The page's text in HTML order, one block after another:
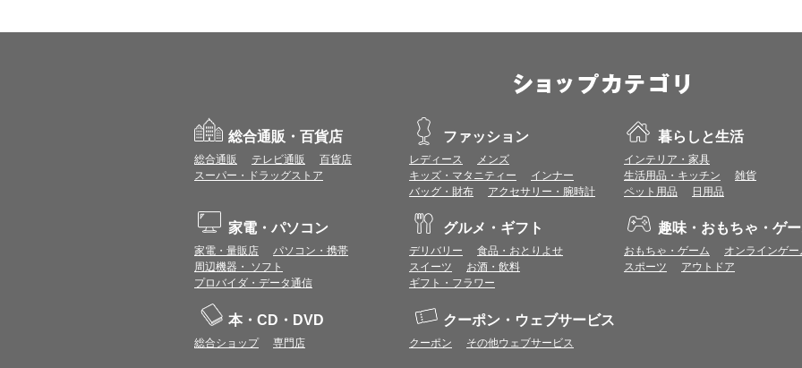
＜CookieやJavaScriptについて＞
ポイント付与につきまして
ントとして付与いたします。
プレミアムポイント付与の対象は、商品代金のみ（税・送料等を除く）となりま
とに異なりますので、各ショップのショップ詳細ページにてご確認ください。
200円のご利用につき1ポイントとして計算されるため、一部の法人カード等に
が異なる場合があります。
対象サイトにアクセス後、カード決済前に別サイトにアクセスした場合は、ポ
商品購入後、購入内容等に変更があった場合は、プレミアムポイント付与の対
商品をキャンセル・返品した場合は、プレミアムポイント付与の対象となりませ
同一ショップで複数回ご利用される場合は、1回のご利用ごとにポイントUPモ
プレミアムポイントはワールドプレゼントのポイントとして景品等に交換できま
ワールドプレゼントのお問合せの際は各ショップが発行する注文番号等が必要
に届く注文番号等の記載のあるメールを必ず保管してください。
各ショップのアプリ上で購入した場合はポイントUPの対象外となります。
総合通販・百貨店
総合通販 テレビ通販
百貨店
スーパー・ドラッグストア
ファッション
レディース
メンズ
キッズ・マタニティー
インナー
バッグ・財布
アクセサリー・腕時計
暮らしと生活
インテリア・家具
生活用品・キッチン
雑貨
ペット用品
日用品
家電・パソコン
家電・量販店
パソコン・携帯
周辺機器・ ソフト
プロバイダ・データ通信
グルメ・ギフト
デリバリー
食品・おとりよせ
スイーツ
お酒・飲料
ギフト・フラワー
趣味・おもちゃ・ゲ
おもちゃ・ゲーム
オンラインゲー
スポーツ
アウトドア
本・CD・DVD
総合ショップ 専門店
クーポン・ウェブサービス
クーポン その他ウェブサービス